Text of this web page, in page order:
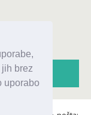
brez
uporabo